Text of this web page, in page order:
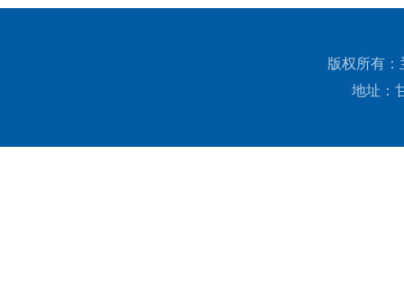
版权所有：
地址：